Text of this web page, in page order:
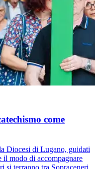
come
Diocesi di Lugano, guidati
il modo di accompagnare